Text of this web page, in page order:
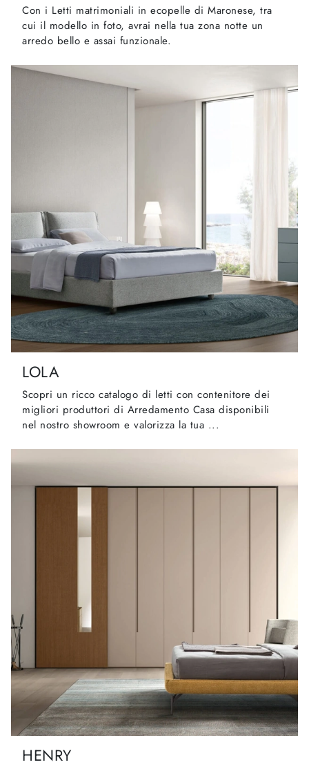
Con i Letti matrimoniali in ecopelle di Maronese, tra
cui il modello in foto, avrai nella tua zona notte un
arredo bello e assai funzionale.
LOLA
Scopri un ricco catalogo di letti con contenitore dei
migliori produttori di Arredamento Casa disponibili
nel nostro showroom e valorizza la tua ...
HENRY